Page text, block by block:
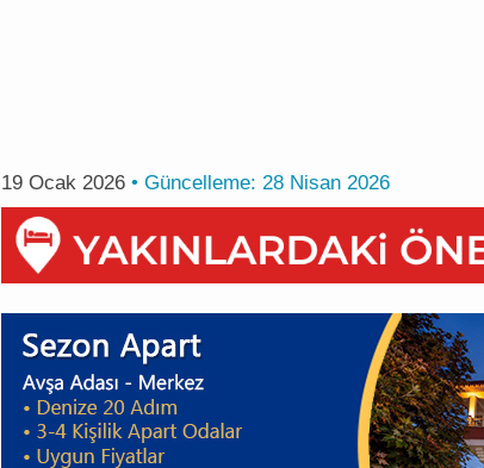
19 Ocak 2026 • Güncelleme: 28 Nisan 2026